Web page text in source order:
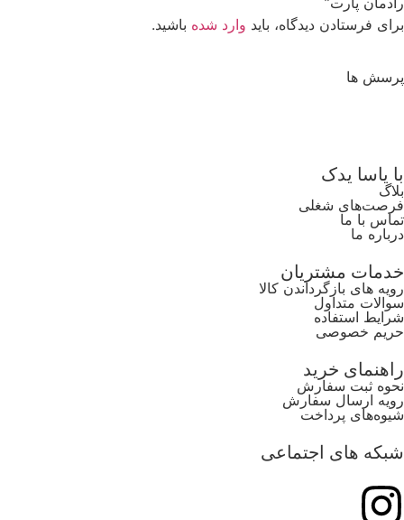
برای فرستادن دیدگاه، باید وارد شده باشید.
پرسش ها
با یاسا یدک
بلاگ
فرصت‌های شغلی
تماس با ما
درباره ما
خدمات مشتریان
رویه های بازگرداندن کالا
سوالات متداول
شرایط استفاده
حریم خصوصی
راهنمای خرید
نحوه ثبت سفارش
رویه ارسال سفارش
شیوه‌های پرداخت
شبکه های اجتماعی